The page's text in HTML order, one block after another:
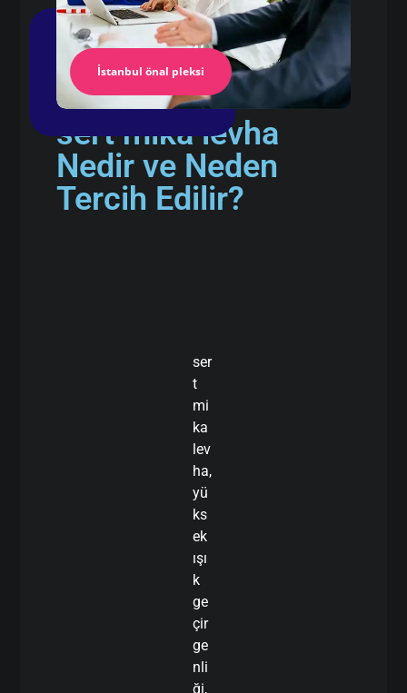
İstanbul önal pleksi
sert mika levha
Nedir ve Neden
Tercih Edilir?
ser
t
mi
ka
lev
ha,
yü
ks
ek
ışı
k
ge
çir
ge
nli
ği,